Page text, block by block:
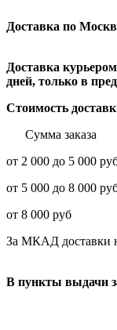
Доставка по
Доставка
дней, только в
Стоимость
Сумма
от 2 000 до 5
от 5 000 до 8
от 8
За МКАД доставки
В пункты выдачи